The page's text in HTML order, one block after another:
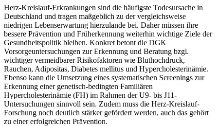
Herz-Kreislauf-Erkrankungen sind die häufigste Todesursache in
Deutschland und tragen maßgeblich zu der vergleichsweise
niedrigen Lebenserwartung hierzulande bei. Daher müssen ihre
bessere Prävention und Früherkennung weiterhin wichtige Ziele der
Gesundheitspolitik bleiben. Konkret betont die DGK
Vorsorgeuntersuchungen zur Erkennung und Beratung bzgl.
wichtiger vermeidbarer Risikofaktoren wie Bluthochdruck,
Rauchen, Adipositas, Diabetes mellitus und Hypercholesterinämie.
Ebenso kann die Umsetzung eines systematischen Screenings zur
Erkennung einer genetisch-bedingten Familiären
Hypercholesterinämie (FH) im Rahmen der U9- bis J11-
Untersuchungen sinnvoll sein. Zudem muss die Herz-Kreislauf-
Forschung noch deutlich stärker gefördert werden, auch das gehört
zu einer erfolgreichen Prävention.